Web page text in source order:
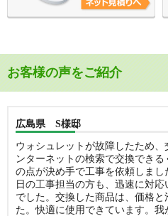
お客様の声をご紹介
広島県 S様邸
ウォシュレットが故障したため
ンターネットの検索で交換でき
の点が決め手で工事を依頼しま
日の工事担当の方も、迅速に対
でした。交換した商品は、価格
た。快適に使用できています。我